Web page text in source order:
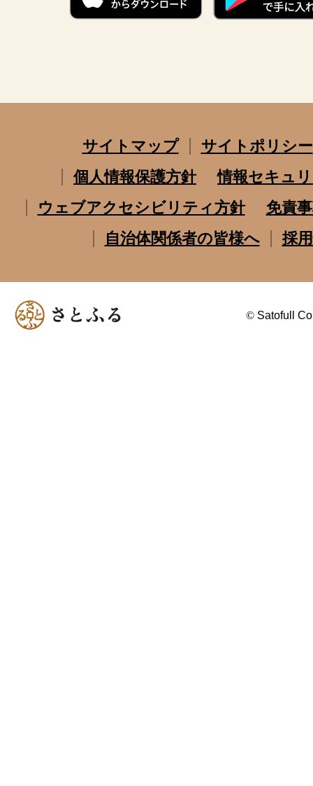
サイトマップ
サイトポリシー
個人情報保護方針
情報セキュ
ウェブアクセシビリティ方針
免責
自治体関係者の皆様へ
採
© Satofull